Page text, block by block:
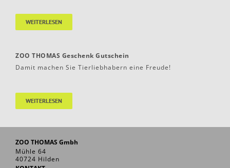
WEITERLESEN
ZOO THOMAS Geschenk Gutschein
Damit machen Sie Tierliebhabern eine Freude!
WEITERLESEN
ZOO THOMAS Gmbh
Mühle 64
40724 Hilden